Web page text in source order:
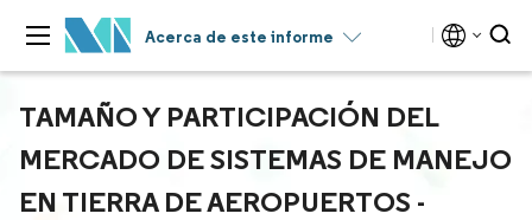
Acerca de este informe
TAMAÑO Y PARTICIPACIÓN DEL
MERCADO DE SISTEMAS DE MANEJO
EN TIERRA DE AEROPUERTOS -